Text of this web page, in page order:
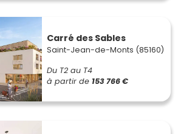
Carré des Sables
Saint-Jean-de-Monts (85160)
Du T2 au T4
à partir de 153 766 €